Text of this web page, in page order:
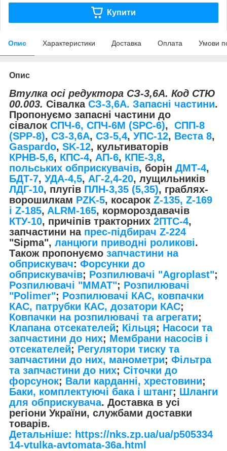
Купити
Опис Характеристики Доставка Оплата Умови
Опис
Втулка осі редуктора СЗ-3,6А. Код СТЮ
00.003. Сівалка СЗ-3,6А. Запасні частини.
Пропонуємо запасні частини до
сівалок СПЧ-6, СПЧ-6М (SPС-6), СПП-8
(SPP-8), СЗ-3,6А, СЗ-5,4, УПС-12, Веста 8,
Gaspardo, SK-12, культиваторів
КРНВ-5,6, КПС-4, АП-6, КПЕ-3,8,
польських обприскувачів, борін ДМТ-4,
БДТ-7, УДА-4,5, АГ-2,4-20, лущильників
ЛДГ-10, плугів ПЛН-3,35 (5,35), граблях-
ворошилкам PZK-5, косарок Z-135, Z-169
і Z-185, ALRM-165, кормороздавачів
КТУ-10, причіпів тракторних 2ПТС-4,
запчастини на прес-підбирач Z-224
"Sipma", ланцюги приводні роликові.
Також пропонуємо запчастини на
обприскувач: Форсунки до
обприскувачів; Розпилювачі "Agroplast";
Розпилювачі "MMAT"; Розпилювачі
"Polimer"; Розпилювачі КАС, ковпачки
КАС, патрубки КАС, дозатори КАС;
Ковпачки на розпилювачі та агрегати;
Клапана отсекателей; Кільця; Насоси та
запчастини до них; Мембрани насосів і
отсекателей; Регулятори тиску та
запчастини до них, манометри; Фільтра
та запчастини до них; Сіточки до
форсунок; Вали карданні, хрестовини;
Баки, комплектуючі бака і штанг; Шланги
для обприскувача. Доставка в усі
регіони України, службами доставки
товарів.
Детальніше: https://nks.zp.ua/ua/p505334
14-vtulka-avtomata-36a.html